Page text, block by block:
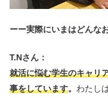
ーー実際にいまはどんな
T.Nさん：
就活に悩む学生のキャリ
事をしています。 わたし